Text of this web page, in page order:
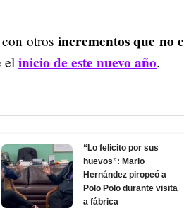
otros incrementos que no
el inicio de este nuevo año.
“Lo felicito por sus
huevos”: Mario
Hernández piropeó a
Polo Polo durante visita
a fábrica